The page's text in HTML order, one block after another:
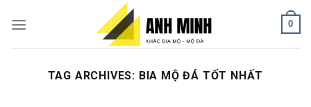
0
TAG ARCHIVES: BIA MỘ ĐÁ TỐT NHẤT